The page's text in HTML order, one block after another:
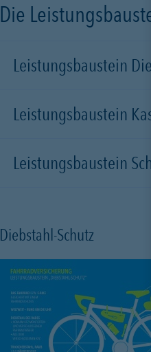
Die
Leistungsbaustein
Leistungsbaustein
Leistungsbaustein
Diebstahl-Schutz